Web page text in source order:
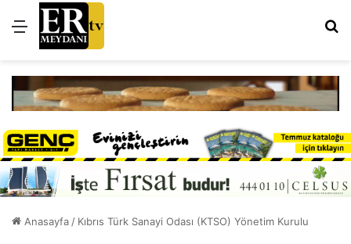
Menü
Anasayfa / Kıbrıs Türk Sanayi Odası (KTSO) Yönetim Kurulu